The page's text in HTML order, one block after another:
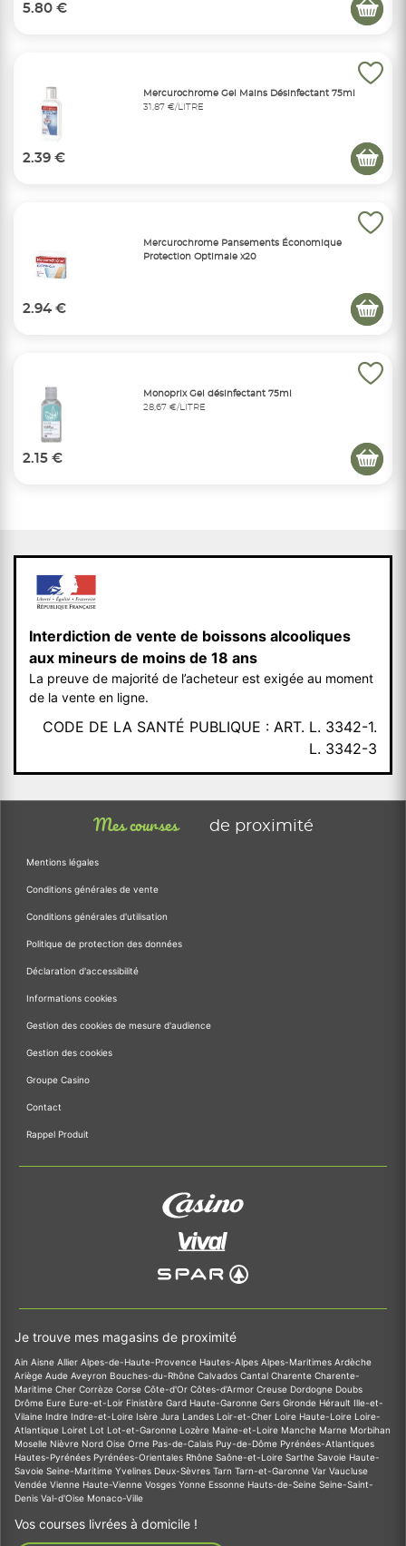
5.80 €
Mercurochrome Gel Mains Désinfectant 75ml
31,87 €/LITRE
2.39 €
Mercurochrome Pansements Économique
Protection Optimale x20
2.94 €
Monoprix Gel désinfectant 75ml
28,67 €/LITRE
2.15 €
Interdiction de vente de boissons alcooliques
aux mineurs de moins de 18 ans
La preuve de majorité de l’acheteur est exigée au moment
de la vente en ligne.
CODE DE LA SANTÉ PUBLIQUE : ART. L. 3342-1.
L. 3342-3
Mes courses de proximité
Mentions légales
Conditions générales de vente
Conditions générales d'utilisation
Politique de protection des données
Déclaration d'accessibilité
Informations cookies
Gestion des cookies de mesure d'audience
Gestion des cookies
Groupe Casino
Contact
Rappel Produit
Je trouve mes magasins de proximité
Ain Aisne Allier Alpes-de-Haute-Provence Hautes-Alpes Alpes-Maritimes Ardèche
Ariège Aude Aveyron Bouches-du-Rhône Calvados Cantal Charente Charente-
Maritime Cher Corrèze Corse Côte-d'Or Côtes-d'Armor Creuse Dordogne Doubs
Drôme Eure Eure-et-Loir Finistère Gard Haute-Garonne Gers Gironde Hérault Ille-et-
Vilaine Indre Indre-et-Loire Isère Jura Landes Loir-et-Cher Loire Haute-Loire Loire-
Atlantique Loiret Lot Lot-et-Garonne Lozère Maine-et-Loire Manche Marne Morbihan
Moselle Nièvre Nord Oise Orne Pas-de-Calais Puy-de-Dôme Pyrénées-Atlantiques
Hautes-Pyrénées Pyrénées-Orientales Rhône Saône-et-Loire Sarthe Savoie Haute-
Savoie Seine-Maritime Yvelines Deux-Sèvres Tarn Tarn-et-Garonne Var Vaucluse
Vendée Vienne Haute-Vienne Vosges Yonne Essonne Hauts-de-Seine Seine-Saint-
Denis Val-d'Oise Monaco-Ville
Vos courses livrées à domicile !